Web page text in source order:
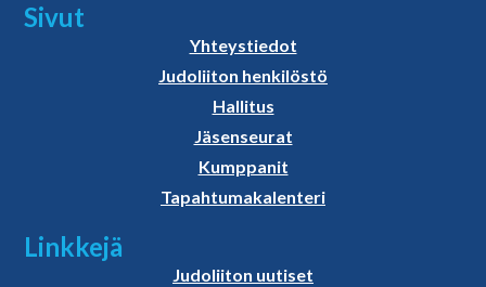
Sivut
Yhteystiedot
Judoliiton henkilöstö
Hallitus
Jäsenseurat
Kumppanit
Tapahtumakalenteri
Linkkejä
Judoliiton uutiset